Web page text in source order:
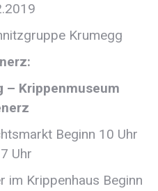
Krumegg
– Krippenmuseum
Beginn 10 Uhr
Uhr
Krippenhaus Beginn